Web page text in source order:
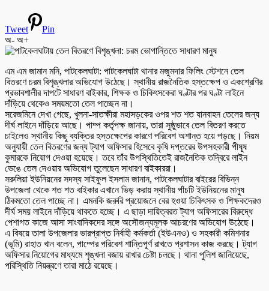
Tweet
Pin
অ- অ+
এম এম জামান মনি, পাটকেলঘাটা: পাটকেলঘাটা থানার মজুমদার ফিলিং স্টেশনে তেল
বিতরণে চরম বিশৃঙ্খলার অভিযোগ উঠেছে। স্থানীয় রাজনৈতিক হস্তক্ষেপ ও একশ্রেণির
প্রভাবশালীর দাপটে সাধারণ বাইকার, শিক্ষক ও চিকিৎসকেরা ঘণ্টার পর ঘণ্টা লাইনে
দাঁড়িয়ে থেকেও সময়মতো তেল পাচ্ছেন না।
সরেজমিনে দেখা গেছে, খুলনা-সাতক্ষীরা মহাসড়কের ওপর শত শত যানবাহন তেলের জন্য
দীর্ঘ লাইনে দাঁড়িয়ে আছে। পাম্প কর্তৃপক্ষ জানায়, তারা সুষ্ঠুভাবে তেল বিতরণ করতে
চাইলেও স্থানীয় কিছু ব্যক্তির হস্তক্ষেপের কারণে পরিবেশ অশান্ত হয়ে পড়ছে। নিয়ম
অনুযায়ী তেল বিতরণের জন্য ট্যাগ অফিসার হিসেবে কৃষি দপ্তরের উপসহকারী পীষূষ
কুমারকে নিয়োগ দেওয়া হয়েছে। তবে তাঁর উপস্থিতিতেই রাজনৈতিক তদ্বিরে লাইন
ভেঙে তেল দেওয়ার অভিযোগ তুলেছেন সাধারণ বাইকাররা।
সরুলিয়া ইউনিয়নের সদস্য সাইফুল ইসলাম জানান, পাটকেলঘাটার বাইরের বিভিন্ন
উপজেলা থেকে শত শত বাইকার এখানে ভিড় করায় স্থানীয় পাঁচটি ইউনিয়নের মানুষ
ঠিকমতো তেল পাচ্ছে না। এমনকি জরুরি প্রয়োজনে বের হওয়া চিকিৎসক ও শিক্ষকদেরও
দীর্ঘ সময় লাইনে দাঁড়িয়ে থাকতে হচ্ছে। এ ছাড়া দায়িত্বরত ট্যাগ অফিসারের বিরুদ্ধে
পেশাগত কাজে আসা সাংবাদিকদের সঙ্গে অসৌজন্যমূলক আচরণের অভিযোগ উঠেছে।
এ বিষয়ে তালা উপজেলার ভারপ্রাপ্ত নির্বাহী কর্মকর্তা (ইউএনও) ও সহকারী কমিশনার
(ভূমি) রাহাত খান বলেন, পাম্পের পরিবেশ শান্তিপূর্ণ রাখতে প্রশাসন কাজ করছে। ট্যাগ
অফিসার নিয়োগের মাধ্যমে শৃঙ্খলা বজায় রাখার চেষ্টা চলছে। থানা পুলিশ জানিয়েছে,
পরিস্থিতি নিয়ন্ত্রণে তারা মাঠে রয়েছে।